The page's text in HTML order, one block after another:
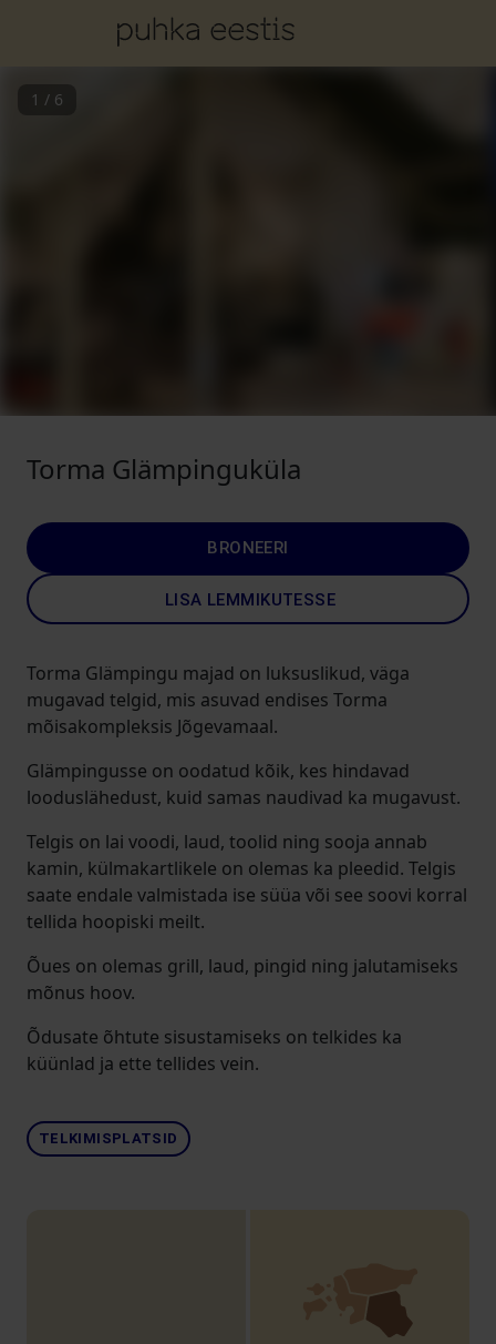
1 / 6
Torma Glämpinguküla
BRONEERI
LISA LEMMIKUTESSE
Torma Glämpingu majad on luksuslikud, väga
mugavad telgid, mis asuvad endises Torma
mõisakompleksis Jõgevamaal.
Glämpingusse on oodatud kõik, kes hindavad
looduslähedust, kuid samas naudivad ka mugavust.
Telgis on lai voodi, laud, toolid ning sooja annab
kamin, külmakartlikele on olemas ka pleedid. Telgis
saate endale valmistada ise süüa või see soovi korral
tellida hoopiski meilt.
Õues on olemas grill, laud, pingid ning jalutamiseks
mõnus hoov.
Õdusate õhtute sisustamiseks on telkides ka
küünlad ja ette tellides vein.
TELKIMISPLATSID